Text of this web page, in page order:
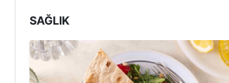
SAĞLIK